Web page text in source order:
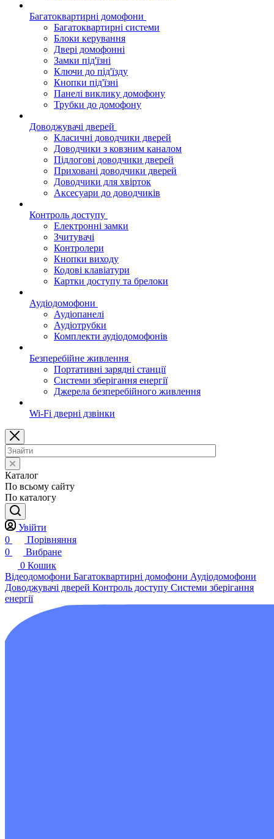
Багатоквартирні домофони
Багатоквартирні системи
Блоки керування
Двері домофонні
Замки під'їзні
Ключи до під'їзду
Кнопки під'їзні
Панелі виклику домофону
Трубки до домофону
Доводжувачі дверей
Класичні доводчики дверей
Доводчики з ковзним каналом
Підлогові доводчики дверей
Приховані доводчики дверей
Доводчики для хвірток
Аксесуари до доводчиків
Контроль доступу
Електронні замки
Зчитувачі
Контролери
Кнопки виходу
Кодові клавіатури
Картки доступу та брелоки
Аудіодомофони
Аудіопанелі
Аудіотрубки
Комплекти аудіодомофонів
Безперебійне живлення
Портативні зарядні станції
Системи зберігання енергії
Джерела безперебійного живлення
Wi-Fi дверні дзвінки
Каталог
По всьому сайту
По каталогу
Увійти
0
Порівняння
0
Вибране
0 Кошик
Відеодомофони Багатоквартирні домофони Аудіодомофони
Доводжувачі дверей Контроль доступу Системи зберігання
енергії